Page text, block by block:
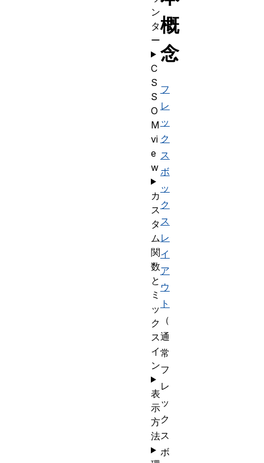
概
念
フ
レ
ッ
ク
ス
ボ
ッ
ク
ス
レ
イ
ア
ウ
ト
（
通
常
フ
レ
ッ
ク
ス
ボ
ン
タ
ー
C
S
S
O
M
vi
e
w
カ
ス
タ
ム
関
数
と
ミ
ッ
ク
ス
イ
ン
表
示
方
法